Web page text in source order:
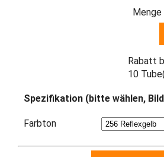
Menge
Rabatt
10
Spezifikation (bitte wählen,
Farbton